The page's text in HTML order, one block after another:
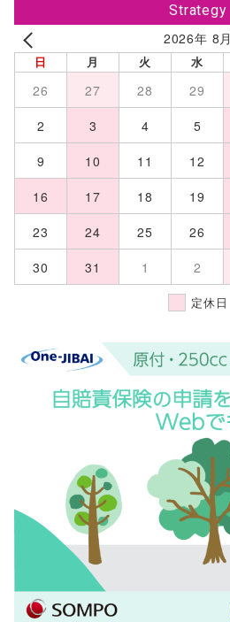
Strategy
2026年 8月
日 月 火 水
26 27 28 29
2
3 4 5
9
10 11 12
16
17 18 19
23
24 25 26
30
31 1 2
定休日